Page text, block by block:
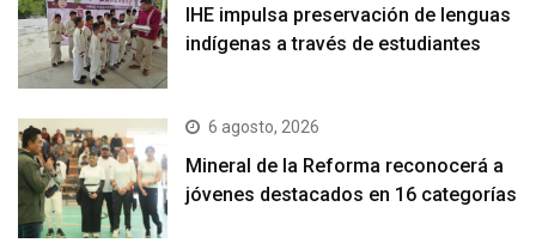
IHE impulsa preservación de lenguas
indígenas a través de estudiantes
6 agosto, 2026
Mineral de la Reforma reconocerá a
jóvenes destacados en 16 categorías